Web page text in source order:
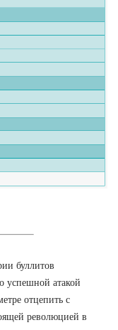
буллитов
успешной атакой
отцепить с
революцией в